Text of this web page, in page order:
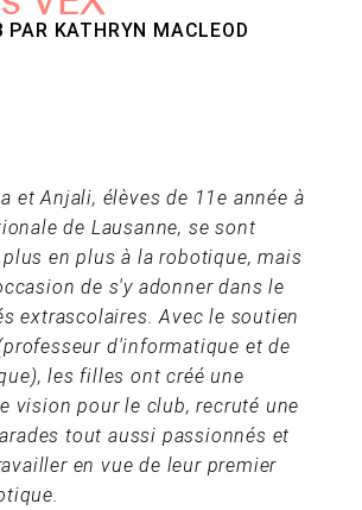
PAR KATHRYN MACLEOD
et Anjali, élèves de 11e année à
de Lausanne, se sont
en plus à la robotique, mais
de s'y adonner dans le
extrascolaires. Avec le soutien
d'informatique et de
les filles ont créé une
vision pour le club, recruté une
tout aussi passionnés et
en vue de leur premier